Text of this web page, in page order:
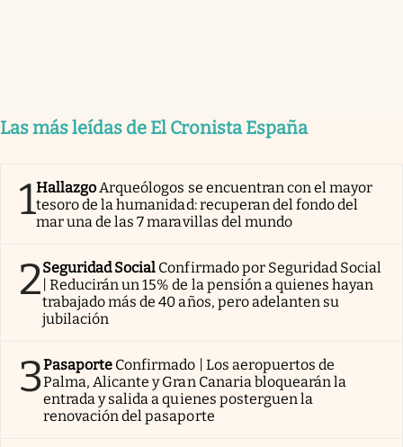
Las más leídas de El Cronista España
1HallazgoArqueólogos se encuentran con el mayor
tesoro de la humanidad: recuperan del fondo del
mar una de las 7 maravillas del mundo
2Seguridad Social Confirmado por Seguridad Social
| Reducirán un 15% de la pensión a quienes hayan
trabajado más de 40 años, pero adelanten su
jubilación
3Pasaporte Confirmado | Los aeropuertos de
Palma, Alicante y Gran Canaria bloquearán la
entrada y salida a quienes posterguen la
renovación del pasaporte